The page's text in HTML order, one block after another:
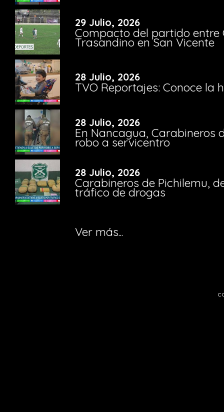
29 Julio, 2026
Compacto del partido entre
Trasandino en San Vicente
28 Julio, 2026
TVO Reportajes: Conoce la
28 Julio, 2026
En Nancagua, Carabineros
robo a servicentro
28 Julio, 2026
Carabineros de Pichilemu,
tráfico de drogas
Ver más...